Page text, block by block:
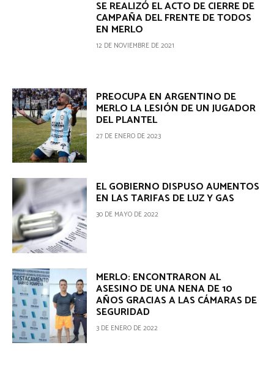
SE REALIZÓ EL ACTO DE CIERRE DE
CAMPAÑA DEL FRENTE DE TODOS
EN MERLO
12 DE NOVIEMBRE DE 2021
PREOCUPA EN ARGENTINO DE
MERLO LA LESIÓN DE UN JUGADOR
DEL PLANTEL
27 DE ENERO DE 2023
EL GOBIERNO DISPUSO AUMENTOS
EN LAS TARIFAS DE LUZ Y GAS
30 DE MAYO DE 2022
MERLO: ENCONTRARON AL
ASESINO DE UNA NENA DE 10
AÑOS GRACIAS A LAS CÁMARAS DE
SEGURIDAD
3 DE ENERO DE 2022